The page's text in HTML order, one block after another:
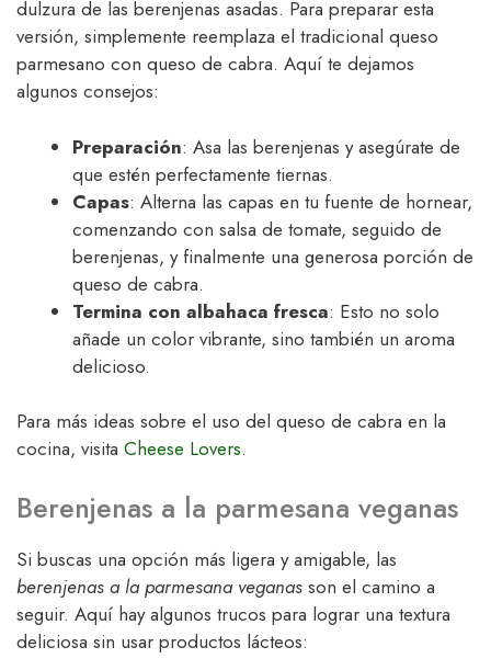
dulzura de las berenjenas asadas. Para preparar esta
versión, simplemente reemplaza el tradicional queso
parmesano con queso de cabra. Aquí te dejamos
algunos consejos:
Preparación: Asa las berenjenas y asegúrate de
que estén perfectamente tiernas.
Capas: Alterna las capas en tu fuente de hornear,
comenzando con salsa de tomate, seguido de
berenjenas, y finalmente una generosa porción de
queso de cabra.
Termina con albahaca fresca: Esto no solo
añade un color vibrante, sino también un aroma
delicioso.
Para más ideas sobre el uso del queso de cabra en la
cocina, visita Cheese Lovers.
Berenjenas a la parmesana veganas
Si buscas una opción más ligera y amigable, las
berenjenas a la parmesana veganas son el camino a
seguir. Aquí hay algunos trucos para lograr una textura
deliciosa sin usar productos lácteos: